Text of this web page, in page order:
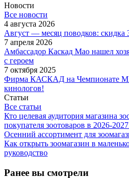
Новости
Все новости
4 августа 2026
Август — месяц поводков: скидка
7 апреля 2026
Амбассадор Каскад Мао нашел
с героем
7 октября 2025
Фирма КАСКАД на Чемпионате
кинологов!
Статьи
Все статьи
Кто целевая аудитория магазина
покупателя зоотоваров в 2026-
Осенний ассортимент для
Как открыть зоомагазин в
руководство
Ранее вы смотрели